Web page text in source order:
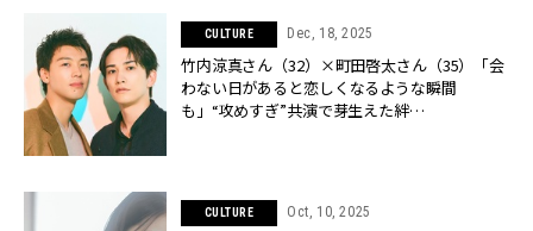
CULTURE Dec, 18, 2025
竹内涼真さん（32）×町田啓太さん（35）「会
わない日があると恋しくなるような瞬間
も」“攻めすぎ”共演で芽生えた絆
CULTURE Oct, 10, 2025